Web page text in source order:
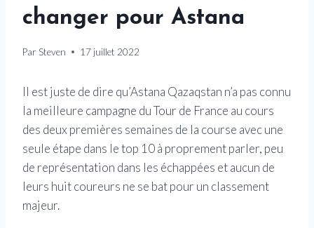
changer pour Astana
Par Steven 17 juillet 2022
Il est juste de dire qu’Astana Qazaqstan n’a pas connu
la meilleure campagne du Tour de France au cours
des deux premières semaines de la course avec une
seule étape dans le top 10 à proprement parler, peu
de représentation dans les échappées et aucun de
leurs huit coureurs ne se bat pour un classement
majeur.